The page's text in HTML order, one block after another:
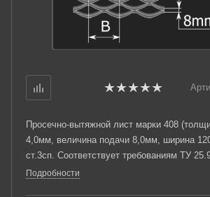
Просечно-вытяжной лист марки 408
4,0мм, величина подачи 8,0мм, ширина
ст.3сп. Соответствует требованиям ТУ
03876796-2019.
Подробности